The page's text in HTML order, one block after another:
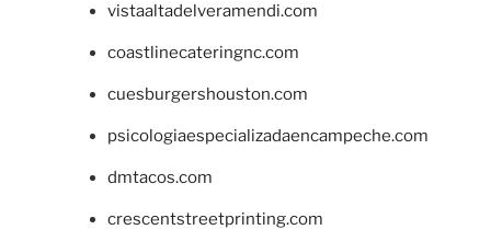
vistaaltadelveramendi.com
coastlinecateringnc.com
cuesburgershouston.com
psicologiaespecializadaencampeche.com
dmtacos.com
crescentstreetprinting.com